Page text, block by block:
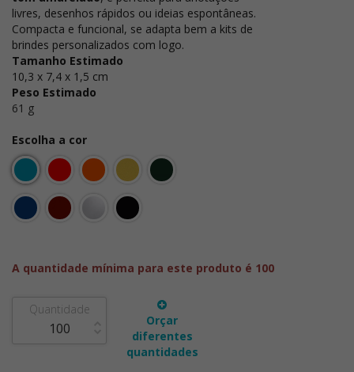
livres, desenhos rápidos ou ideias espontâneas.
Compacta e funcional, se adapta bem a kits de
brindes personalizados com logo.
Tamanho Estimado
10,3 x 7,4 x 1,5 cm
Peso Estimado
61 g
Escolha a cor
A quantidade mínima para este produto é 100
Quantidade
Orçar
diferentes
quantidades